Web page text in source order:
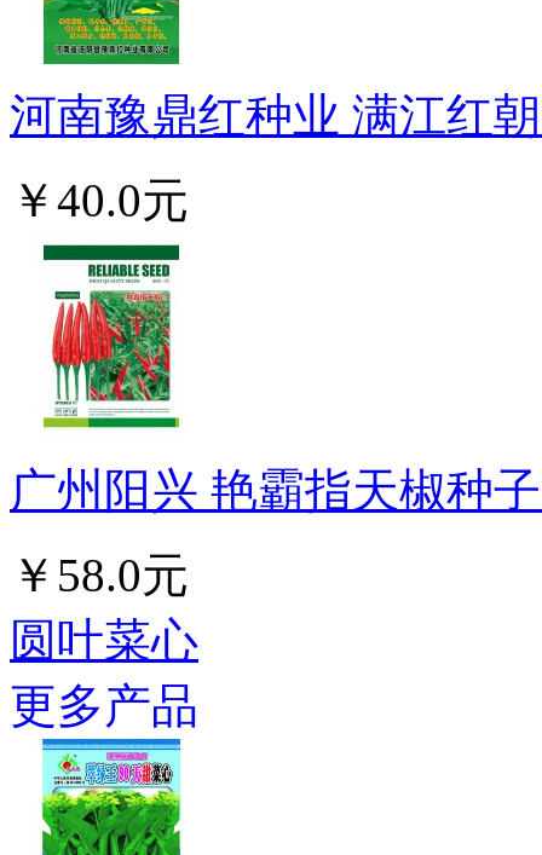
河南豫鼎红种业 满江红
￥40.0元
广州阳兴 艳霸指天椒种
￥58.0元
圆叶菜心
更多产品